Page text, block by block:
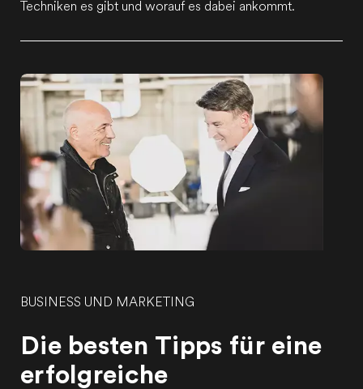
Techniken es gibt und worauf es dabei ankommt.
BUSINESS UND MARKETING
Die besten Tipps für eine
erfolgreiche